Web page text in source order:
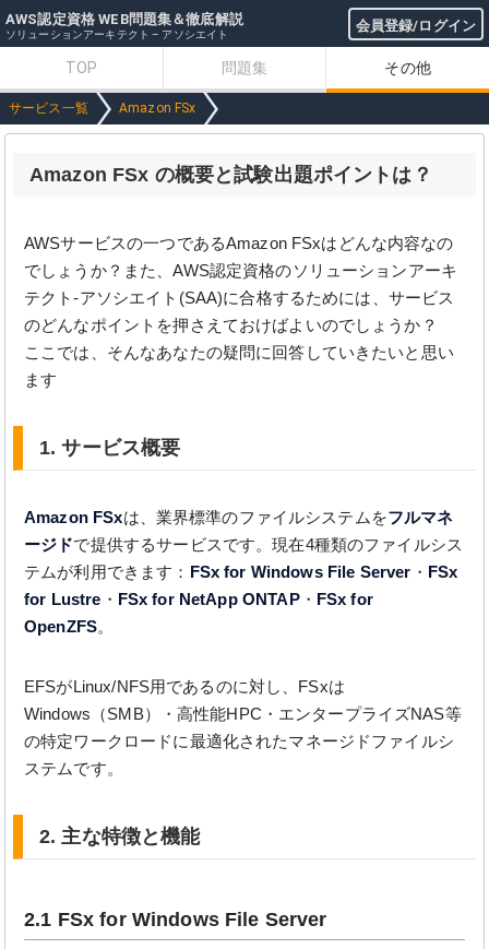
AWS認定資格 WEB問題集＆徹底解説 会員登録/ログイン
ソリューションアーキテクト – アソシエイト
TOP 問題集 その他
サービス一覧 Amazon FSx
Amazon FSx の概要と試験出題ポイントは？
AWSサービスの一つであるAmazon FSxはどんな内容なの
でしょうか？また、AWS認定資格のソリューションアーキ
テクト-アソシエイト(SAA)に合格するためには、サービス
のどんなポイントを押さえておけばよいのでしょうか？
ここでは、そんなあなたの疑問に回答していきたいと思い
ます
1. サービス概要
Amazon FSxは、業界標準のファイルシステムをフルマネ
ージドで提供するサービスです。現在4種類のファイルシス
テムが利用できます： FSx for Windows File Server ・ FSx
for Lustre ・ FSx for NetApp ONTAP・ FSx for
OpenZFS。
EFSがLinux/NFS用であるのに対し、FSxは
Windows（SMB）・高性能HPC・エンタープライズNAS等
の特定ワークロードに最適化されたマネージドファイルシ
ステムです。
2. 主な特徴と機能
2.1 FSx for Windows File Server